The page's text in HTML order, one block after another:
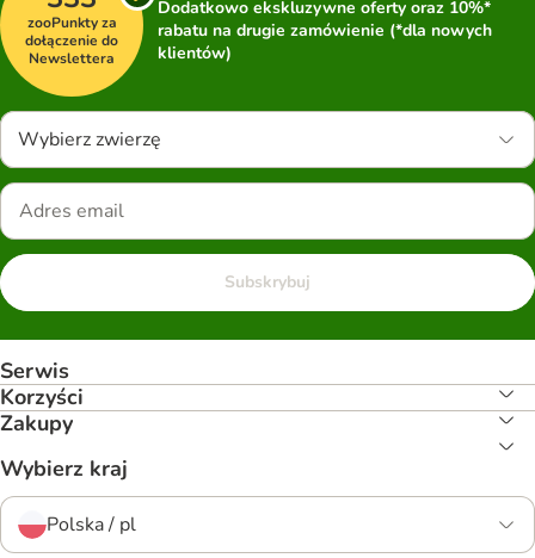
zooPunkty za
dołączenie do
Newslettera
Dodatkowo ekskluzywne oferty oraz 10%*
rabatu na drugie zamówienie (*dla nowych
klientów)
Wybierz zwierzę
Subskrybuj
Serwis
Korzyści
Zakupy
Wybierz kraj
Polska / pl